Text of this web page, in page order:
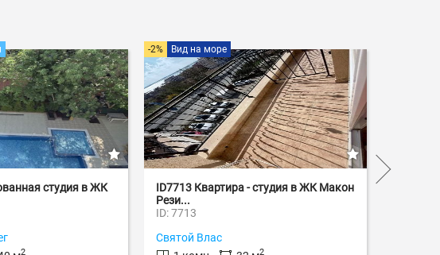
-2% Вид на море
ID7713 Квартира - студия в ЖК Макон
ID7773 Квартира - студия в